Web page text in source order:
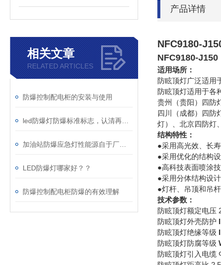
相关文章
RELATED ARTICLES
防爆控制配电柜的安装与使用
LED防爆灯哪家好？？
防爆控制配电柜防爆的有效理解
产品详情
NFC9180-
NFC9180-J150
适用场所：
防眩顶灯广泛适用
防眩顶灯适用于各
贵州（贵阳）四防
四川（成都）四防
灯）、北京四防灯
结构特性：
●采用高光效、长
●采用优化的结构
●高科技表面喷涂
●采用分体结构设
●灯杆、吊顶和吊
技术参数：
防眩顶灯额定电压
防眩顶灯外壳防护
防眩顶灯绝缘等级 I
防眩顶灯防腐等级
防眩顶灯引入电